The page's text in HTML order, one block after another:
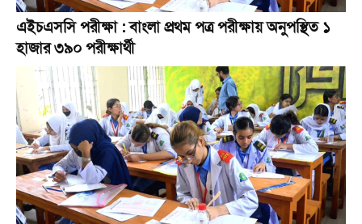
এইচএসসি পরীক্ষা : বাংলা প্রথম পত্র পরীক্ষায় অনুপস্থিত ১
হাজার ৩৯০ পরীক্ষার্থী